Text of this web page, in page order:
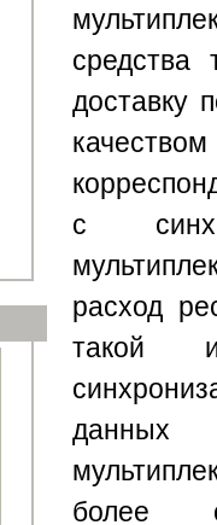
средства
доставку
с
расход
такой
данных
более